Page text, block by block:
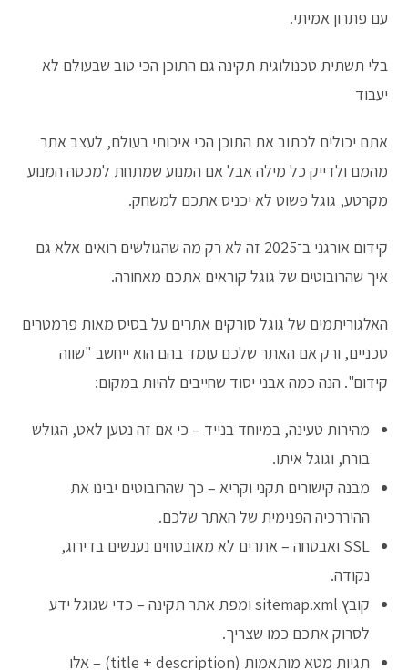
עם פתרון אמיתי.
בלי תשתית טכנולוגית תקינה גם התוכן הכי טוב שבעולם לא
יעבוד
אתם יכולים לכתוב את התוכן הכי איכותי בעולם, לעצב אתר
מהמם ולדייק כל מילה אבל אם המנוע שמתחת למכסה המנוע
מקרטע, גוגל פשוט לא יכניס אתכם למשחק.
קידום אורגני ב־2025 זה לא רק מה שהגולשים רואים אלא גם
איך שהרובוטים של גוגל קוראים אתכם מאחורה.
האלגוריתמים של גוגל סורקים אתרים על בסיס מאות פרמטרים
טכניים, ורק אם האתר שלכם עומד בהם הוא ייחשב "שווה
קידום". הנה כמה אבני יסוד שחייבים להיות במקום:
מהירות טעינה, במיוחד בנייד – כי אם זה נטען לאט, הגולש
בורח, וגוגל איתו.
מבנה קישורים תקני וקריא – כך שהרובוטים יבינו את
ההיררכיה הפנימית של האתר שלכם.
SSL ואבטחה – אתרים לא מאובטחים נענשים בדירוג,
נקודה.
קובץ sitemap.xml ומפת אתר תקינה – כדי שגוגל ידע
לסרוק אתכם כמו שצריך.
תגיות מטא מותאמות (title + description) – אלו